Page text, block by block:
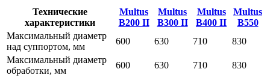
Технические
характеристики
Multus
B200 II
Multus
B300 II
Multus
B400 II
Multus
B550
Максимальный диаметр
над суппортом, мм
600 630 710
830
Максимальный диаметр
обработки, мм
600 630 710
830